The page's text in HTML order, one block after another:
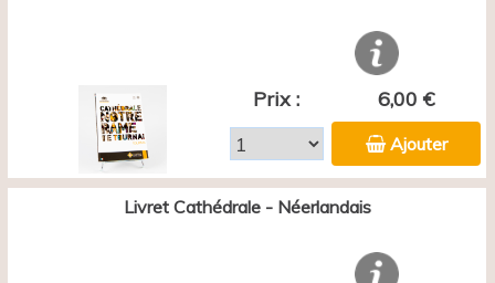
Prix : 6,00 €
Ajouter
Livret Cathédrale - Néerlandais